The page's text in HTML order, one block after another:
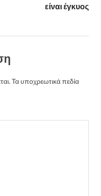
είναι έγκυος
Τα υποχρεωτικά πεδία